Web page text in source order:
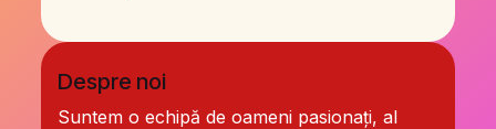
Despre noi
Suntem o echipă de oameni pasionați, al